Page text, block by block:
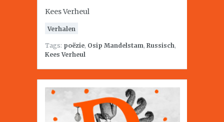
Kees Verheul
Verhalen
Tags: poëzie, Osip Mandelstam, Russisch,
Kees Verheul